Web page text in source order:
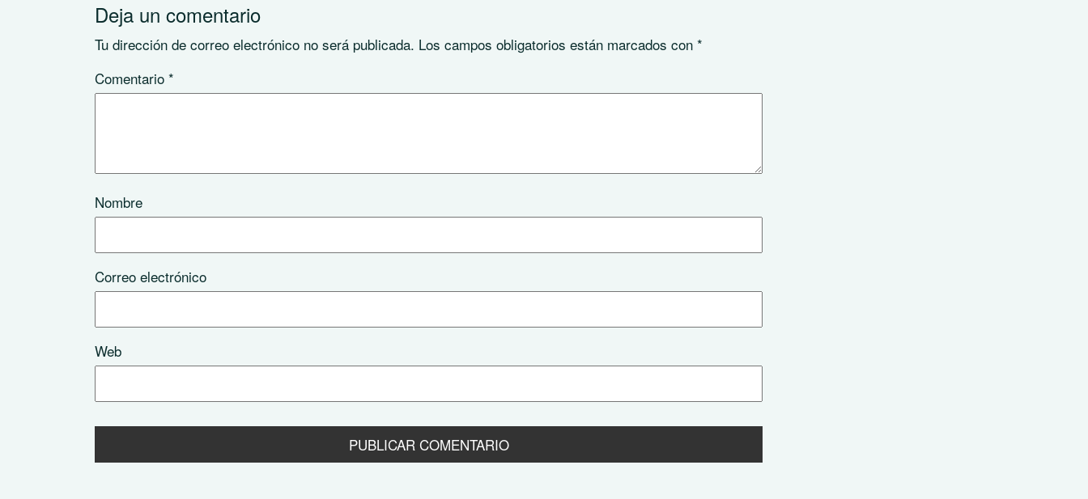
Deja un comentario
Tu dirección de correo electrónico no será publicada. Los campos obligatorios están marcados con *
Comentario *
Nombre
Correo electrónico
Web